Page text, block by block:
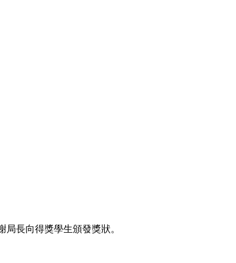
局長向得獎學生頒發獎狀。